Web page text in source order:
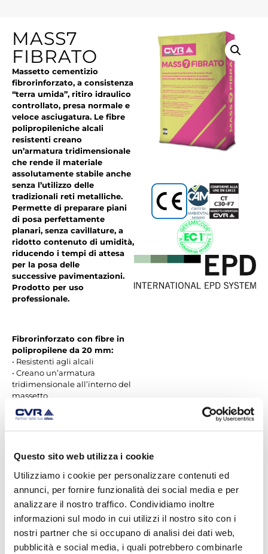
Questo sito web utilizza i cookie
Utilizziamo i cookie per personalizzare contenuti ed
annunci, per fornire funzionalità dei social media e per
analizzare il nostro traffico. Condividiamo inoltre
informazioni sul modo in cui utilizzi il nostro sito con i
nostri partner che si occupano di analisi dei dati web,
pubblicità e social media, i quali potrebbero combinarle
MASS7
FIBRATO
Massetto cementizio
fibrorinforzato, a consistenza
“terra umida”, ritiro idraulico
controllato, presa normale e
veloce asciugatura. Le fibre
polipropileniche alcali
resistenti creano
un’armatura tridimensionale
che rende il materiale
assolutamente stabile anche
senza l’utilizzo delle
tradizionali reti metalliche.
Permette di preparare piani
di posa perfettamente
planari, senza cavillature, a
ridotto contenuto di umidità,
riducendo i tempi di attesa
per la posa delle
successive pavimentazioni.
Prodotto per uso
professionale.
Fibrorinforzato con fibre in
polipropilene da 20 mm:
• Resistenti agli alcali
• Creano un’armatura
tridimensionale all’interno del
massetto
• Contrastano eventuali
fenomeni di ritiro idraulico
• Assicurano la massima
Tempi di asciugatura rapidi
(spessore 4 cm):
• Ceramica: 24h
• Legno: 5 gg